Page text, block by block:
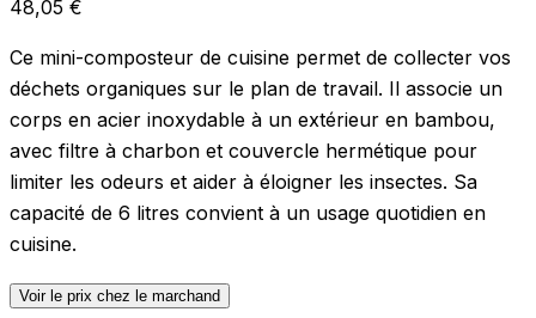
48,05 €
Ce mini-composteur de cuisine permet de collecter vos
déchets organiques sur le plan de travail. Il associe un
corps en acier inoxydable à un extérieur en bambou,
avec filtre à charbon et couvercle hermétique pour
limiter les odeurs et aider à éloigner les insectes. Sa
capacité de 6 litres convient à un usage quotidien en
cuisine.
Voir le prix chez le marchand